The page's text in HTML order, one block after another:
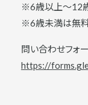
※6歳以上～12歳
※6歳未満は無
問い合わせフォ
https://